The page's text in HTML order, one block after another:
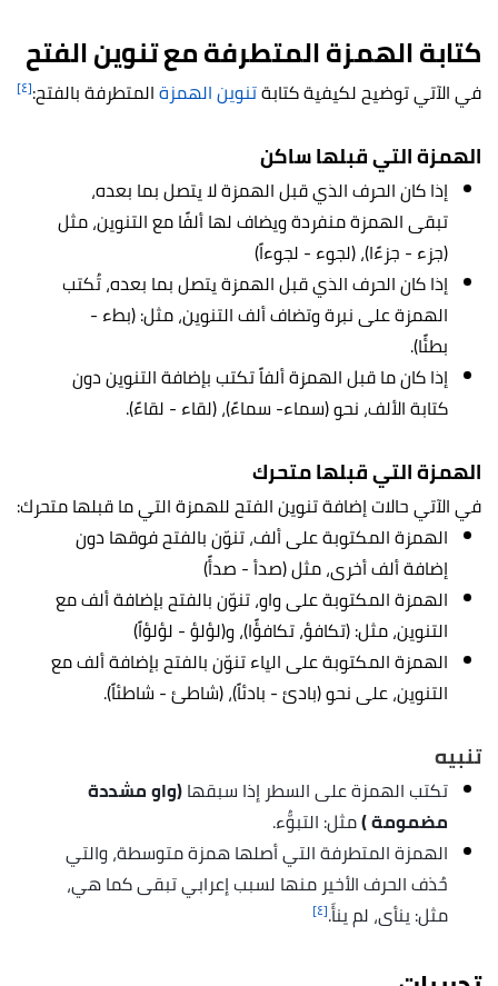
كتابة الهمزة المتطرفة مع تنوين الفتح
في الآتي توضيح لكيفية كتابةتنوين الهمزةالمتطرفة بالفتح:[٤]
الهمزة التي قبلها ساكن
إذا كان الحرف الذي قبل الهمزة لا يتصل بما بعده،
تبقى الهمزة منفردة ويضاف لها ألفًا مع التنوين، مثل
(جزء - جزءًا)، (لجوء - لجوءاً)
إذا كان الحرف الذي قبل الهمزة يتصل بما بعده، تُكتب
الهمزة على نبرة وتضاف ألف التنوين، مثل: (بطء -
بطئًا).
إذا كان ما قبل الهمزة ألفاً تكتب بإضافة التنوين دون
كتابة الألف، نحو (سماء- سماءً)، (لقاء - لقاءً).
الهمزة التي قبلها متحرك
في الآتي حالات إضافة تنوين الفتح للهمزة التي ما قبلها متحرك:
الهمزة المكتوبة على ألف، تنوّن بالفتح فوقها دون
إضافة ألف أخرى، مثل (صدأ - صدأً)
الهمزة المكتوبة على واو، تنوّن بالفتح بإضافة ألف مع
التنوين، مثل: (تكافؤ، تكافؤًا)، و(لؤلؤ - لؤلؤاً)
الهمزة المكتوبة على الياء تنوّن بالفتح بإضافة ألف مع
التنوين، على نحو (بادئ - بادئاً)، (شاطئ - شاطئاً).
تنبيه
تكتب الهمزة على السطر إذا سبقها(واو مشددة
مضمومة )مثل: التبوُّء.
الهمزة المتطرفة التي أصلها همزة متوسطة، والتي
حُذف الحرف الأخير منها لسبب إعرابي تبقى كما هي،
مثل: ينأى، لم ينأَ.[٤]